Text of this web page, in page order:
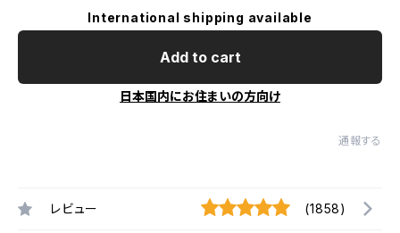
International shipping available
Add to cart
日本国内にお住まいの方向け
通報する
レビュー (1858)